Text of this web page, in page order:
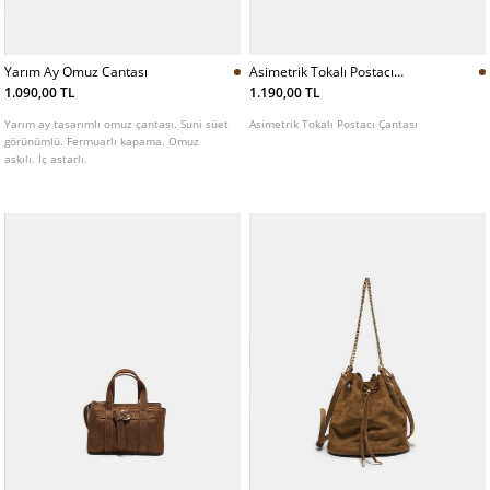
Yarım Ay Omuz Cantası
1.090,00 TL
Yarım ay tasarımlı omuz çantası. Suni süet
görünümlü. Fermuarlı kapama. Omuz
askılı. İç astarlı.
Asimetrik Tokalı Postacı
Cantası
1.190,00 TL
Asimetrik Tokalı Postacı Çantası